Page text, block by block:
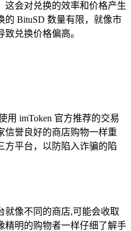
这会对兑换的效率和价格产生
的 BituSD 数量有限，就像市
兑换价格偏高。
用 imToken 官方推荐的交易
信誉良好的商店购物一样重
方平台，以防陷入诈骗的陷
就像不同的商店,可能会收取
精明的购物者一样仔细了解手